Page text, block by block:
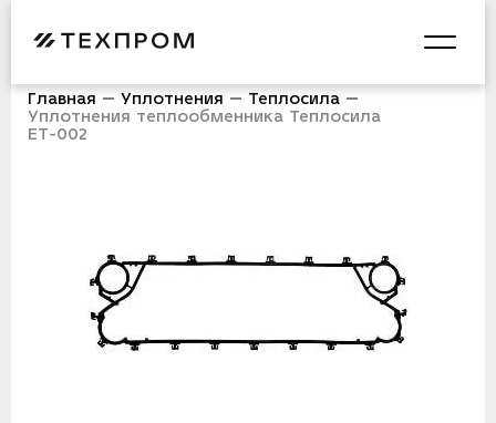
Главная Уплотнения
Теплосила
Уплотнения теплообменника Теплосила
ЕТ-002